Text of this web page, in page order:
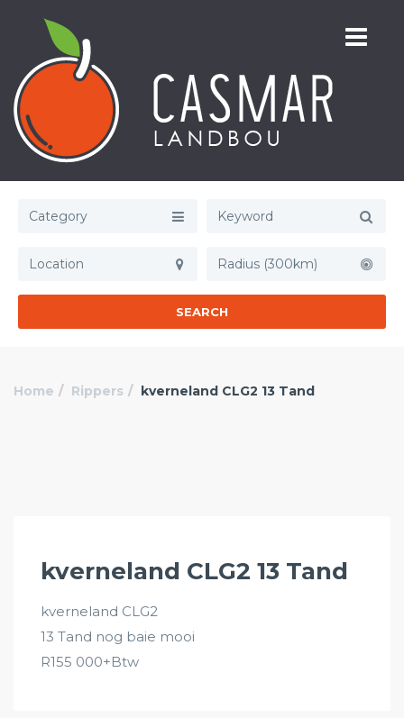
Category
Radius (300km)
SEARCH
Home Rippers kverneland CLG2 13 Tand
kverneland CLG2 13 Tand
kverneland CLG2
13 Tand nog baie mooi
R155 000+Btw